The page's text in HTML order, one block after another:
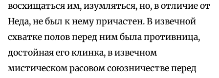
восхищаться им, изумляться, но, в отличие от
Неда, не был к нему причастен. В извечной
схватке полов перед ним была противница,
достойная его клинка, в извечном
мистическом расовом союзничестве перед